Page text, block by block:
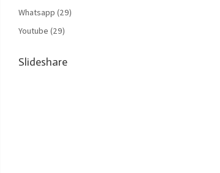
Whatsapp (29)
Youtube (29)
Slideshare